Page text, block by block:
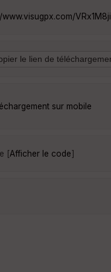
www.visugpx.com/
sur mobile
[Afficher le code]